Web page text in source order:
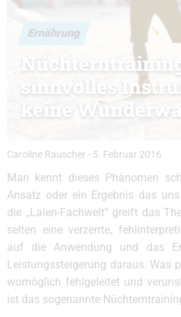
Ernährung
sinnvolles
keine
Caroline Rauscher - 5. Februar 2016
Man kennt dieses Phänomen
Ansatz oder ein Ergebnis das
die „Laien-Fachwelt“ greift das
selten eine verzerrte,
auf die Anwendung und das
Leistungssteigerung daraus. Was
womöglich fehlgeleitet und
ist das sogenannte